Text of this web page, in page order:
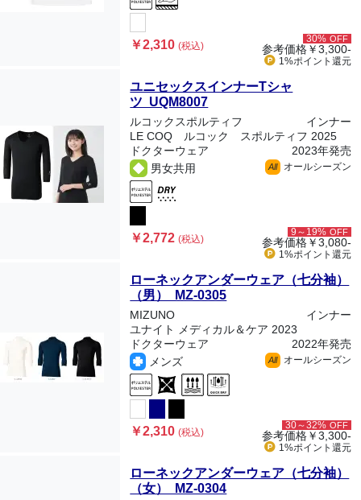
￥2,310(税込)
30% OFF
参考価格￥3,300-
1%ポイント 還元
ユニセックスインナーTシャ
ツ UQM8007
ルコックスポルティフ
インナー
LE COQ ルコック スポルティフ 2025
ドクターウェア
2023年発売
男女共用
All オールシーズン
￥2,772(税込)
9～19% OFF
参考価格￥3,080-
1%ポイント 還元
ローネックアンダーウェア（七分袖）
（男） MZ-0305
MIZUNO
インナー
ユナイト メディカル＆ケア 2023
ドクターウェア
2022年発売
メンズ
All オールシーズン
￥2,310(税込)
30～32% OFF
参考価格￥3,300-
1%ポイント 還元
ローネックアンダーウェア（七分袖）
（女） MZ-0304